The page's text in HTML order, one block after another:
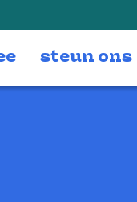
steun ons